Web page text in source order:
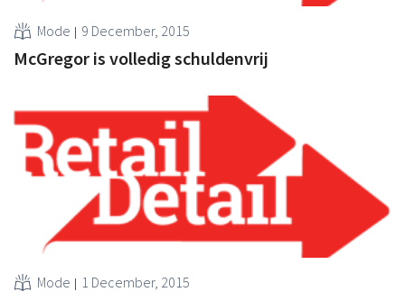
Mode 9 December, 2015
McGregor is volledig schuldenvrij
Mode 1 December, 2015